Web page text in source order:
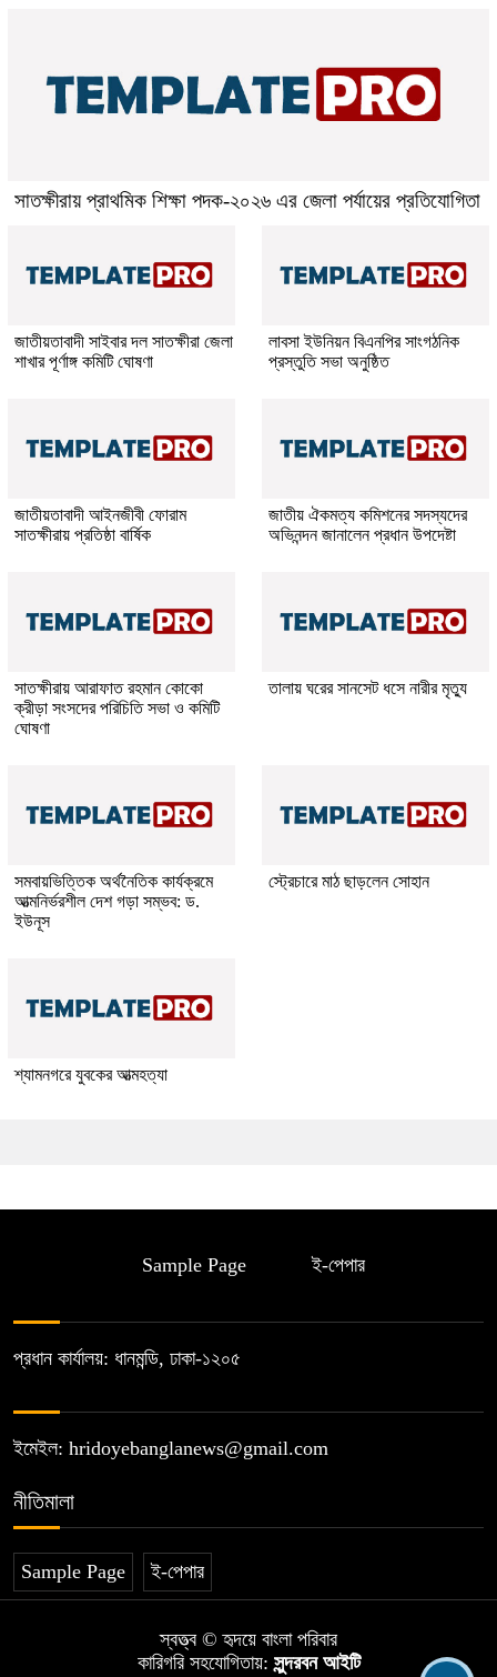
সাতক্ষীরায় প্রাথমিক শিক্ষা পদক-২০২৬ এর জেলা পর্যায়ের প্রতিযোগিতা
জাতীয়তাবাদী সাইবার দল সাতক্ষীরা জেলা
শাখার পূর্ণাঙ্গ কমিটি ঘোষণা
লাবসা ইউনিয়ন বিএনপির সাংগঠনিক
প্রস্তুতি সভা অনুষ্ঠিত
জাতীয়তাবাদী আইনজীবী ফোরাম
সাতক্ষীরায় প্রতিষ্ঠা বার্ষিক
জাতীয় ঐকমত্য কমিশনের সদস্যদের
অভিনন্দন জানালেন প্রধান উপদেষ্টা
সাতক্ষীরায় আরাফাত রহমান কোকো
ক্রীড়া সংসদের পরিচিতি সভা ও কমিটি
ঘোষণা
তালায় ঘরের সানসেট ধসে নারীর মৃত্যু
সমবায়ভিত্তিক অর্থনৈতিক কার্যক্রমে
আত্মনির্ভরশীল দেশ গড়া সম্ভব: ড.
ইউনূস
স্ট্রেচারে মাঠ ছাড়লেন সোহান
শ্যামনগরে যুবকের আত্মহত্যা
Sample Page ই-পেপার
প্রধান কার্যালয়: ধানমন্ডি, ঢাকা-১২০৫
ইমেইল: hridoyebanglanews@gmail.com
নীতিমালা
Sample Page ই-পেপার
স্বত্ত্ব © হৃদয়ে বাংলা পরিবার
কারিগরি সহযোগিতায়: সুন্দরবন আইটি